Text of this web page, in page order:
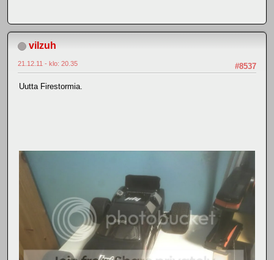
vilzuh
#8537
21.12.11 - klo: 20.35
Uutta Firestormia.